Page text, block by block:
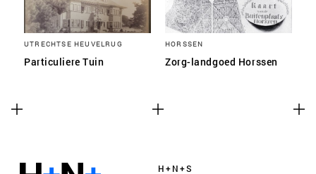
UTRECHTSE HEUVELRUG
Particuliere Tuin
HORSSEN
Zorg-landgoed Horssen
H+N+S